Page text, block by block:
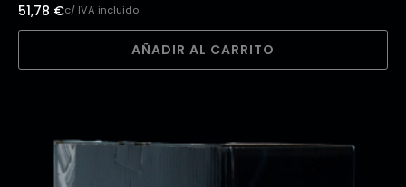
51,78 €c/ IVA incluido
AÑADIR AL CARRITO